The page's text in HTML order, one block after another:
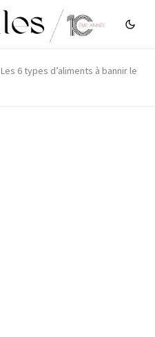
Les 6 types d’aliments à bannir le